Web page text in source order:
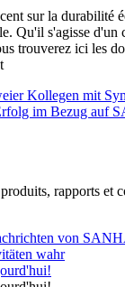
sur la durabilité
Qu'il s'agisse d'un
trouverez ici les
rapports et